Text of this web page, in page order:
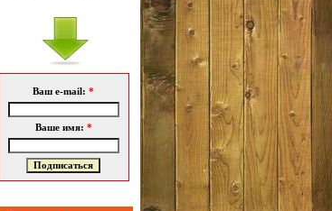
Ваш e-mail: *
Ваше имя: *